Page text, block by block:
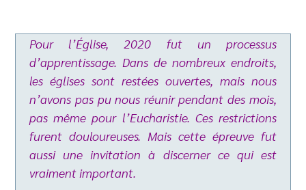
Pour l’Église, 2020 fut un processus
d’apprentissage. Dans de nombreux endroits,
les églises sont restées ouvertes, mais nous
n’avons pas pu nous réunir pendant des mois,
pas même pour l’Eucharistie. Ces restrictions
furent douloureuses. Mais cette épreuve fut
aussi une invitation à discerner ce qui est
vraiment important.